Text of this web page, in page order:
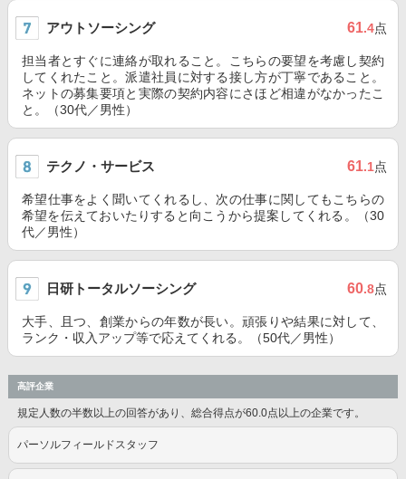
アウトソーシング 61.4点
担当者とすぐに連絡が取れること。こちらの要望を考慮し契約
してくれたこと。派遣社員に対する接し方が丁寧であること。
ネットの募集要項と実際の契約内容にさほど相違がなかったこ
と。（30代／男性）
テクノ・サービス 61.1点
希望仕事をよく聞いてくれるし、次の仕事に関してもこちらの
希望を伝えておいたりすると向こうから提案してくれる。（30
代／男性）
日研トータルソーシング 60.8点
大手、且つ、創業からの年数が長い。頑張りや結果に対して、
ランク・収入アップ等で応えてくれる。（50代／男性）
高評企業
規定人数の半数以上の回答があり、総合得点が60.0点以上の企業です。
パーソルフィールドスタッフ